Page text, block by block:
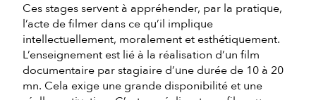
Ces stages servent à appréhender, par la pratique,
l’acte de filmer dans ce qu’il implique
intellectuellement, moralement et esthétiquement.
L’enseignement est lié à la réalisation d’un film
documentaire par stagiaire d’une durée de 10 à 20
mn. Cela exige une grande disponibilité et une